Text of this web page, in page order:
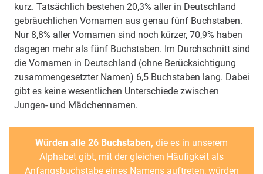
kurz. Tatsächlich bestehen 20,3% aller in Deutschland
gebräuchlichen Vornamen aus genau fünf Buchstaben.
Nur 8,8% aller Vornamen sind noch kürzer, 70,9% haben
dagegen mehr als fünf Buchstaben. Im Durchschnitt sind
die Vornamen in Deutschland (ohne Berücksichtigung
zusammengesetzter Namen) 6,5 Buchstaben lang. Dabei
gibt es keine wesentlichen Unterschiede zwischen
Jungen- und Mädchennamen.
Würden alle 26 Buchstaben, die es in unserem
Alphabet gibt, mit der gleichen Häufigkeit als
Anfangsbuchstabe eines Namens auftreten, würden